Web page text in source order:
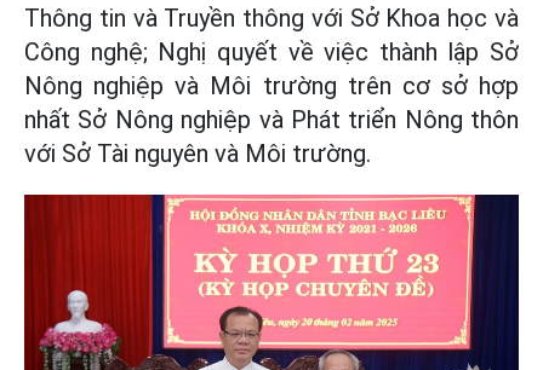
Thông tin và Truyền thông với Sở Khoa học và
Công nghệ; Nghị quyết về việc thành lập Sở
Nông nghiệp và Môi trường trên cơ sở hợp
nhất Sở Nông nghiệp và Phát triển Nông thôn
với Sở Tài nguyên và Môi trường.